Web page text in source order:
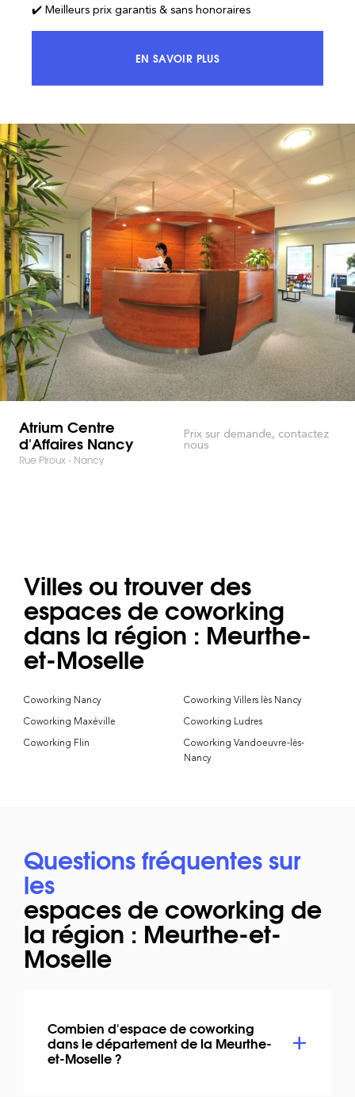
✔️ Meilleurs prix garantis & sans honoraires
EN SAVOIR PLUSACCÉDEZ À 100% DU MARCHÉ ET
Atrium Centre
d'Affaires Nancy
Rue Piroux - Nancy
Prix sur demande, contactez
nous
Villes ou trouver des
espaces de coworking
dans la région : Meurthe-
et-Moselle
Coworking Nancy
Coworking Villers lès Nancy
Coworking Maxéville
Coworking Ludres
Coworking Flin
Coworking Vandoeuvre-lès-
Nancy
Questions fréquentes sur
les
espaces de coworking de
la région : Meurthe-et-
Moselle
Combien d'espace de coworking
dans le département de la Meurthe-
et-Moselle ?